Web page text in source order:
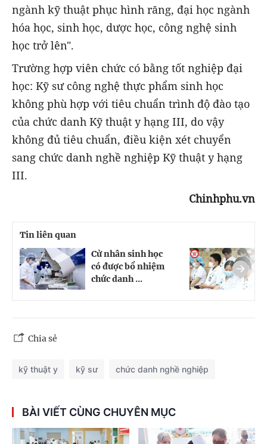
ngành kỹ thuật phục hình răng, đại học ngành
hóa học, sinh học, dược học, công nghệ sinh
học trở lên".
Trường hợp viên chức có bằng tốt nghiệp đại
học: Kỹ sư công nghệ thực phẩm sinh học
không phù hợp với tiêu chuẩn trình độ đào tạo
của chức danh Kỹ thuật y hạng III, do vậy
không đủ tiêu chuẩn, điều kiện xét chuyển
sang chức danh nghề nghiệp Kỹ thuật y hạng
III.
Chinhphu.vn
Tin liên quan
Cử nhân sinh học
có được bổ nhiệm
chức danh ...
Chia sẻ
kỹ thuật y kỹ sư chức danh nghề nghiệp
BÀI VIẾT CÙNG CHUYÊN MỤC